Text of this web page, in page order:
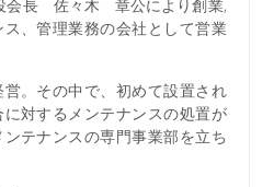
会長 佐々木 章公により創業,
、管理業務の会社として営業
。その中で、初めて設置され
対するメンテナンスの処置が
テナンスの専門事業部を立ち